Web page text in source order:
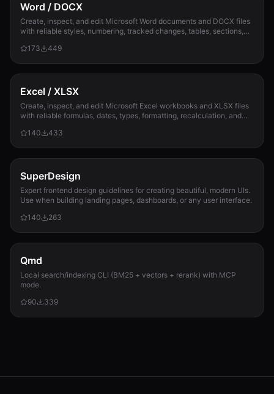
Word / DOCX
Create, inspect, and edit Microsoft Word documents and DOCX files
with reliable styles, numbering, tracked changes, tables, sections,
173
449
Excel / XLSX
Create, inspect, and edit Microsoft Excel workbooks and XLSX files
with reliable formulas, dates, types, formatting, recalculation, and
140
433
SuperDesign
Expert frontend design guidelines for creating beautiful, modern UIs.
Use when building landing pages, dashboards, or any user interface.
140
263
Qmd
Local search/indexing CLI (BM25 + vectors + rerank) with MCP
mode.
90
339